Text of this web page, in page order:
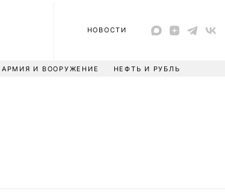
НОВОСТИ
АРМИЯ И ВООРУЖЕНИЕ НЕФТЬ И РУБЛЬ